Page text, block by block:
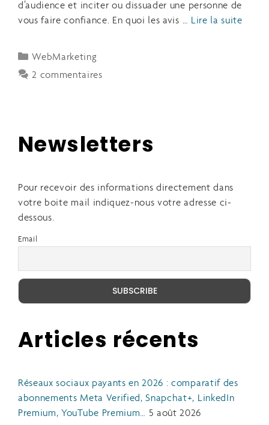
d’audience et inciter ou dissuader une personne de
vous faire confiance. En quoi les avis … Lire la suite
WebMarketing
2 commentaires
Newsletters
Pour recevoir des informations directement dans
votre boite mail indiquez-nous votre adresse ci-
dessous.
Email
Articles récents
Réseaux sociaux payants en 2026 : comparatif des
abonnements Meta Verified, Snapchat+, LinkedIn
Premium, YouTube Premium… 5 août 2026